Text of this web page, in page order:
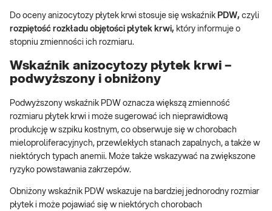
Do oceny anizocytozy płytek krwi stosuje się wskaźnik PDW, czyli
rozpiętość rozkładu objętości płytek krwi, który informuje o
stopniu zmienności ich rozmiaru.
Wskaźnik anizocytozy płytek krwi –
podwyższony i obniżony
Podwyższony wskaźnik PDW oznacza większą zmienność
rozmiaru płytek krwi i może sugerować ich nieprawidłową
produkcję w szpiku kostnym, co obserwuje się w chorobach
mieloproliferacyjnych, przewlekłych stanach zapalnych, a także w
niektórych typach anemii. Może także wskazywać na zwiększone
ryzyko powstawania zakrzepów.
Obniżony wskaźnik PDW wskazuje na bardziej jednorodny rozmiar
płytek i może pojawiać się w niektórych chorobach